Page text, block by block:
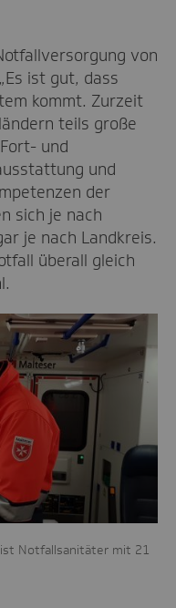
von
ist gut, dass
kommt. Zurzeit
teils große
und
und
der
sich je nach
je nach Landkreis.
überall gleich
Notfallsanitäter mit 21